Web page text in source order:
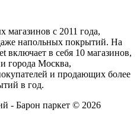
магазинов с 2011 года,
напольных покрытий. На
включает в себя 10 магазинов,
города Москва,
и продающих более
в год.
- Барон паркет © 2026